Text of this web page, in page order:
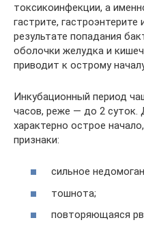
токсикоинфекции, а
гастрите, гастроэнтерите
результате попадания
оболочки желудка и
приводит к острому
Инкубационный период
часов, реже — до 2 суток.
характерно острое
признаки:
сильное
тошнота;
повторяющаяся